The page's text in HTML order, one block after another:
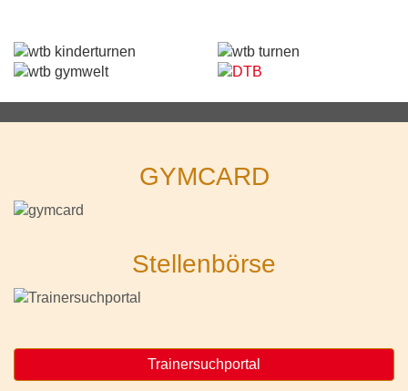
GYMCARD
Stellenbörse
Trainersuchportal